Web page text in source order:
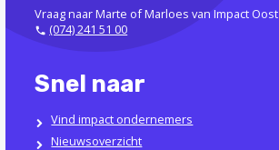
Vraag naar Marte of Marloes van Impact Oost
(074) 241 51 00
Snel naar
Vind impact ondernemers
Nieuwsoverzicht